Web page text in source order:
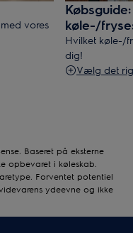
vores
køle-/
Hvilket køle-/
dig!
Vælg det
Baseret på eksterne
opbevaret i køleskab.
Forventet potentiel
ydeevne og ikke